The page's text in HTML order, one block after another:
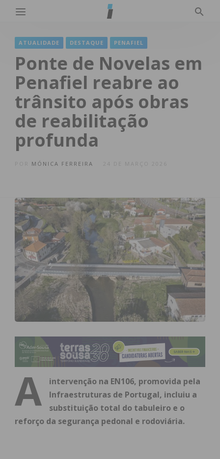
ATUALIDADE DESTAQUE PENAFIEL
Ponte de Novelas em
Penafiel reabre ao
trânsito após obras
de reabilitação
profunda
MÓNICA FERREIRA 24 DE MARÇO 2026
A
intervenção na EN106, promovida pela
Infraestruturas de Portugal, incluiu a
substituição total do tabuleiro e o
reforço da segurança pedonal e rodoviária.